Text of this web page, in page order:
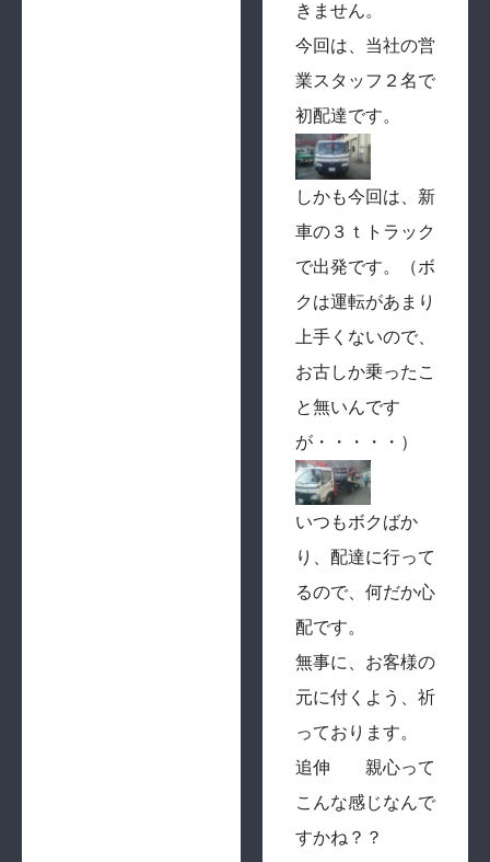
きません。
今回は、当社の営
業スタッフ２名で
初配達です。
しかも今回は、新
車の３ｔトラック
で出発です。（ボ
クは運転があまり
上手くないので、
お古しか乗ったこ
と無いんです
が・・・・・）
いつもボクばか
り、配達に行って
るので、何だか心
配です。
無事に、お客様の
元に付くよう、祈
っております。
追伸 親心って
こんな感じなんで
すかね？？